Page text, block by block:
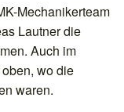
Mechanikerteam
Lautner die
Auch im
wo die
waren.